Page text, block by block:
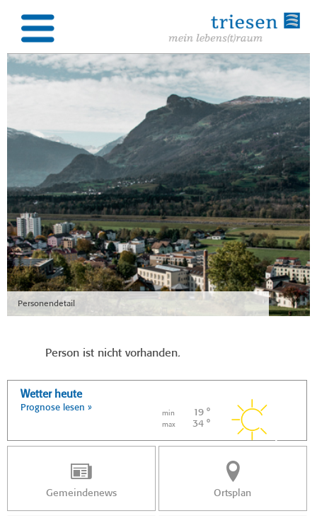
Personendetail
Person ist nicht vorhanden.
Wetter heute
Prognose lesen »
min 19 °
max 34 °
Gemeindenews Ortsplan